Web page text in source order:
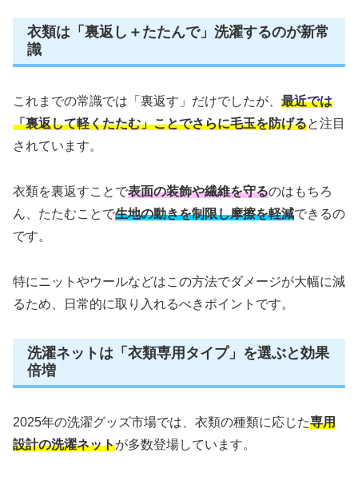
衣類は「裏返し＋たたんで」洗濯するのが新常
識
これまでの常識では「裏返す」だけでしたが、 最近では
「裏返して軽くたたむ」ことでさらに毛玉を防げると注目
されています。
衣類を裏返すことで表面の装飾や繊維を守るのはもちろ
ん、たたむことで生地の動きを制限し摩擦を軽減できるの
です。
特にニットやウールなどはこの方法でダメージが大幅に減
るため、日常的に取り入れるべきポイントです。
洗濯ネットは「衣類専用タイプ」を選ぶと効果
倍増
2025年の洗濯グッズ市場では、衣類の種類に応じた専用
設計の洗濯ネットが多数登場しています。